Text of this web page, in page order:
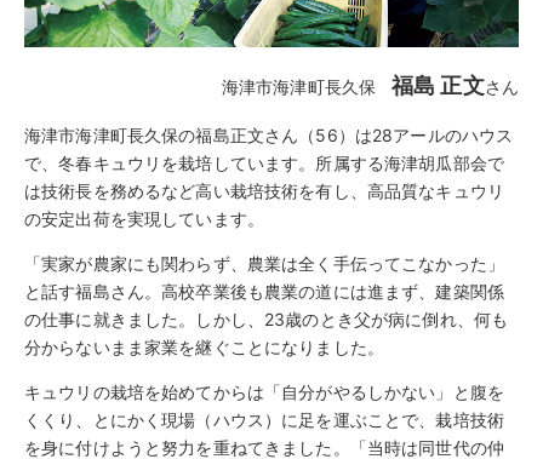
海津市海津町長久保 福島 正文さん
海津市海津町長久保の福島正文さん（56）は28アールのハウス
で、冬春キュウリを栽培しています。所属する海津胡瓜部会で
は技術長を務めるなど高い栽培技術を有し、高品質なキュウリ
の安定出荷を実現しています。
「実家が農家にも関わらず、農業は全く手伝ってこなかった」
と話す福島さん。高校卒業後も農業の道には進まず、建築関係
の仕事に就きました。しかし、23歳のとき父が病に倒れ、何も
分からないまま家業を継ぐことになりました。
キュウリの栽培を始めてからは「自分がやるしかない」と腹を
くくり、とにかく現場（ハウス）に足を運ぶことで、栽培技術
を身に付けようと努力を重ねてきました。「当時は同世代の仲